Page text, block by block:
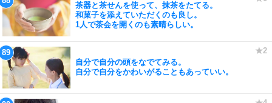
茶器と茶せんを使って、抹茶をたてる。
和菓子を添えていただくのも良し。
1人で茶会を開くのも素晴らしい。
自分で自分の頭をなでてみる。
自分で自分をかわいがることもあっていい。